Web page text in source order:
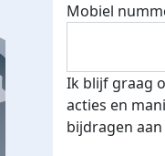
Mobiel
Ik blijf graag
acties en
bijdragen aan